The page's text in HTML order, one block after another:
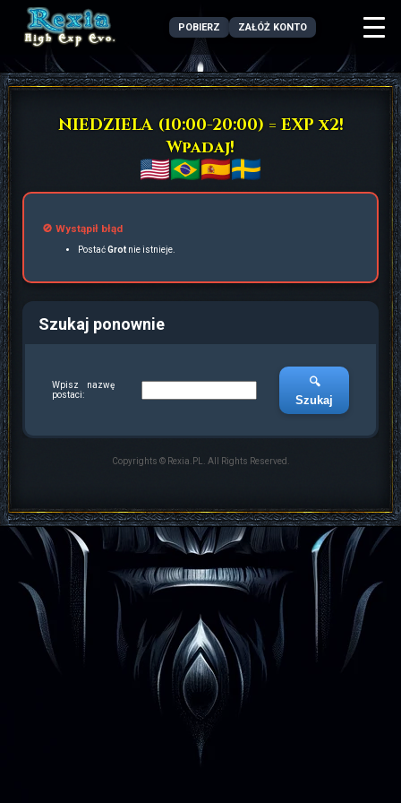
POBIERZ ZAŁÓŻ KONTO
NIEDZIELA (10:00-20:00) = EXP x2!
Wpadaj!
🚫 Wystąpił błąd
PostaćGrot nie istnieje.
Szukaj ponownie
Wpisz nazwę
postaci:
🔍
Szukaj
Copyrights © Rexia.PL. All Rights Reserved.